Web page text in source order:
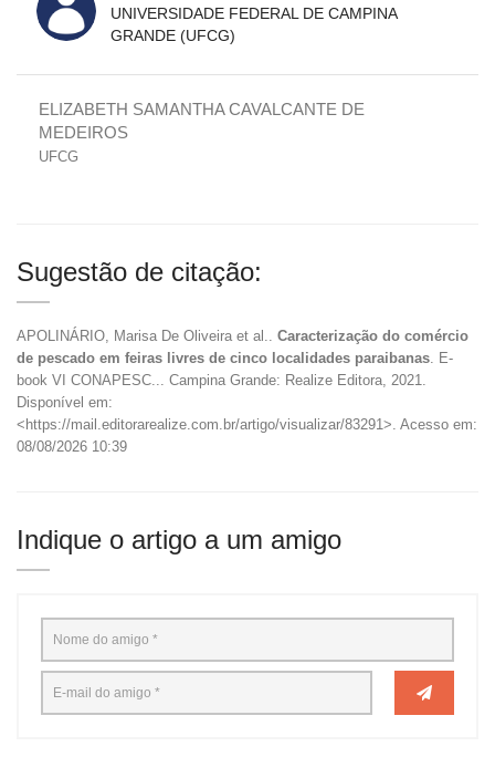
UNIVERSIDADE FEDERAL DE CAMPINA
GRANDE (UFCG)
ELIZABETH SAMANTHA CAVALCANTE DE
MEDEIROS
UFCG
Sugestão de citação:
APOLINÁRIO, Marisa De Oliveira et al.. Caracterização do comércio
de pescado em feiras livres de cinco localidades paraibanas . E-
book VI CONAPESC... Campina Grande: Realize Editora, 2021.
Disponível em:
<https://mail.editorarealize.com.br/artigo/visualizar/83291>. Acesso em:
08/08/2026 10:39
Indique o artigo a um amigo